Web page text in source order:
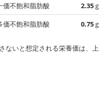
価不飽和脂肪酸
2.35g
価不飽和脂肪酸
0.75g
ないと想定される栄養価は、上